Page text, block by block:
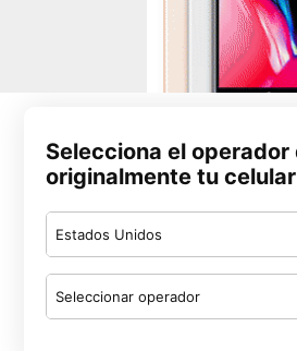
Selecciona el operador
originalmente tu celular
Estados Unidos
Seleccionar operador